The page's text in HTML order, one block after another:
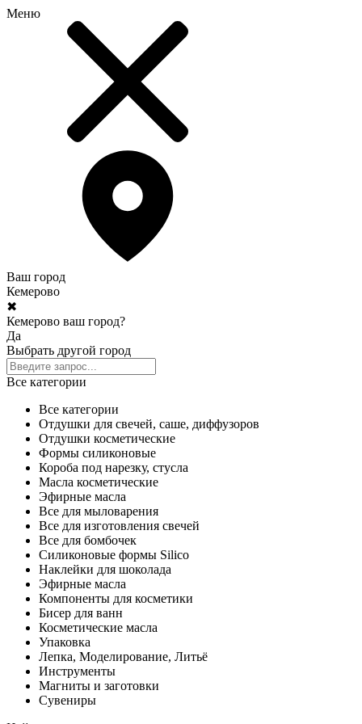
Меню
Ваш город
Кемерово
✖
Кемерово ваш город?
Да
Выбрать другой город
Все категории
Все категории
Отдушки для свечей, саше, диффузоров
Отдушки косметические
Формы силиконовые
Короба под нарезку, стусла
Масла косметические
Эфирные масла
Все для мыловарения
Все для изготовления свечей
Все для бомбочек
Силиконовые формы Silico
Наклейки для шоколада
Эфирные масла
Компоненты для косметики
Бисер для ванн
Косметические масла
Упаковка
Лепка, Моделирование, Литьё
Инструменты
Магниты и заготовки
Сувениры